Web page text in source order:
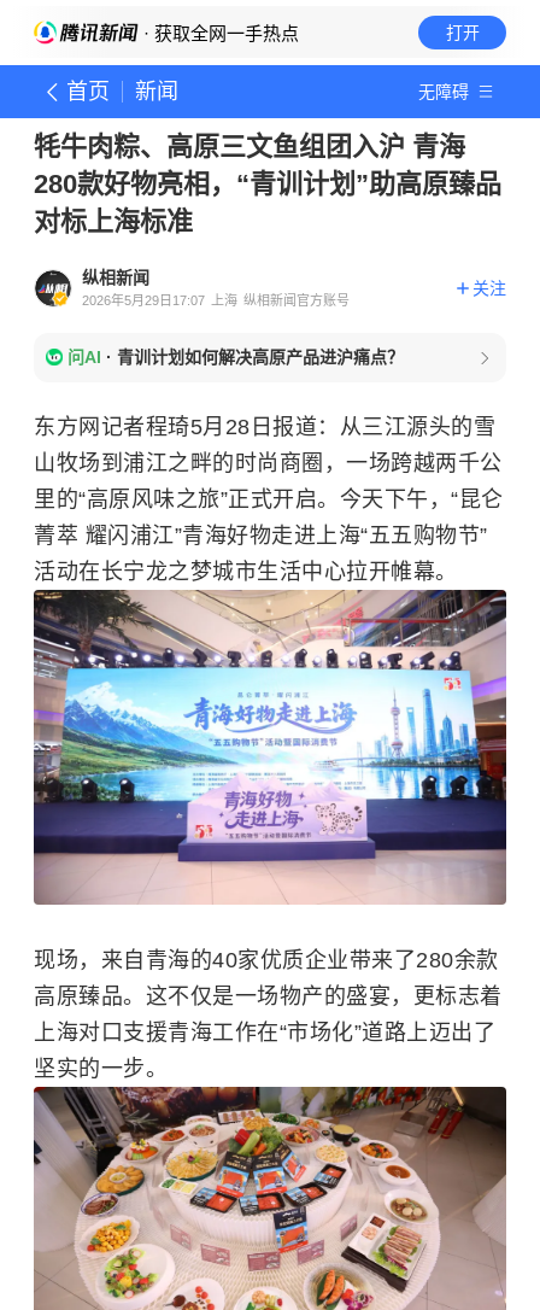
· 获取全网一手热点 打开
首页 新闻 无障碍
牦牛肉粽、高原三文鱼组团入沪 青海
280款好物亮相，“青训计划”助高原臻品
对标上海标准
纵相新闻
2026年5月29日17:07 上海 纵相新闻官方账号
关注
问AI · 青训计划如何解决高原产品进沪痛点？
东方网记者程琦5月28日报道：从三江源头的雪
山牧场到浦江之畔的时尚商圈，一场跨越两千公
里的“高原风味之旅”正式开启。今天下午，“昆仑
菁萃 耀闪浦江”青海好物走进上海“五五购物节”
活动在长宁龙之梦城市生活中心拉开帷幕。
现场，来自青海的40家优质企业带来了280余款
高原臻品。这不仅是一场物产的盛宴，更标志着
上海对口支援青海工作在“市场化”道路上迈出了
坚实的一步。